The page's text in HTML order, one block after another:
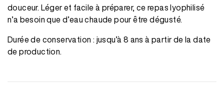
douceur. Léger et facile à préparer, ce repas lyophilisé
n’a besoin que d’eau chaude pour être dégusté.
Durée de conservation : jusqu’à 8 ans à partir de la date
de production.